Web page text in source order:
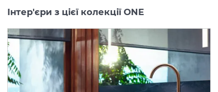
Інтер'єри з цієї колекції ONE